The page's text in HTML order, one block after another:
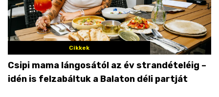
Cikkek
Csipi mama lángosától az év strandételéig –
idén is felzabáltuk a Balaton déli partját